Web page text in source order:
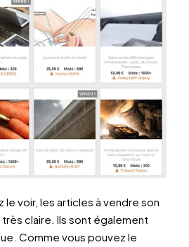
voir, les articles à vendre son
claire. Ils sont également
Comme vous pouvez le